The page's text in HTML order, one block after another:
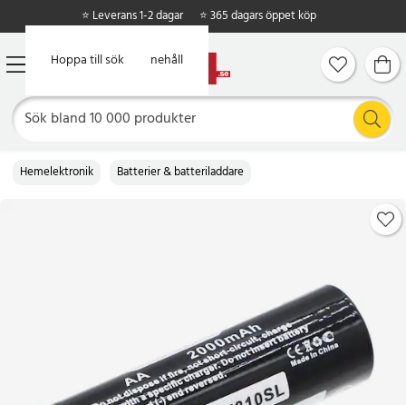
Hoppa till huvudinnehåll
Hoppa till sök
⭐ Leverans 1-2 dagar ⭐ 365 dagars öppet köp
Hemelektronik Batterier & batteriladdare